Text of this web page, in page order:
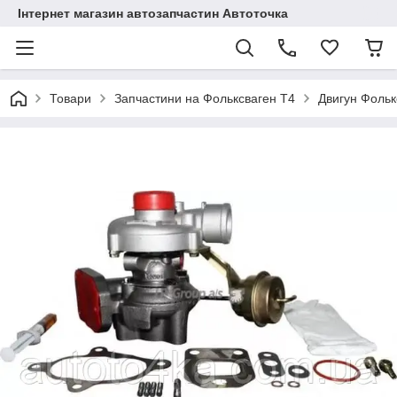
Інтернет магазин автозапчастин Автоточка
Товари Запчастини на Фольксваген Т4 Двигун